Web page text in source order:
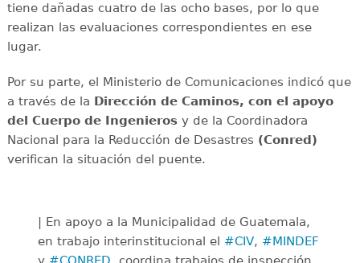
tiene dañadas cuatro de las ocho bases, por lo que
realizan las evaluaciones correspondientes en ese
lugar.
Por su parte, el Ministerio de Comunicaciones indicó que
a través de la Dirección de Caminos, con el apoyo
del Cuerpo de Ingenierosy de la Coordinadora
Nacional para la Reducción de Desastres (Conred)
verifican la situación del puente.
| En apoyo a la Municipalidad de Guatemala,
en trabajo interinstitucional el #CIV, #MINDEF